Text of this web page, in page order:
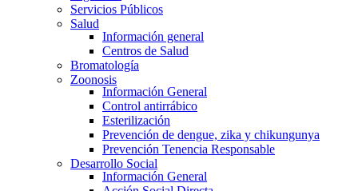
Servicios Públicos
Salud
Información general
Centros de Salud
Bromatología
Zoonosis
Información General
Control antirrábico
Esterilización
Prevención de dengue, zika y chikungunya
Prevención Tenencia Responsable
Desarrollo Social
Información General